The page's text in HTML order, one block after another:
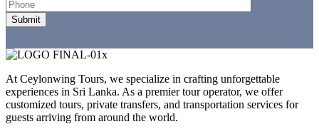
At Ceylonwing Tours, we specialize in crafting unforgettable
experiences in Sri Lanka. As a premier tour operator, we offer
customized tours, private transfers, and transportation services for
guests arriving from around the world.